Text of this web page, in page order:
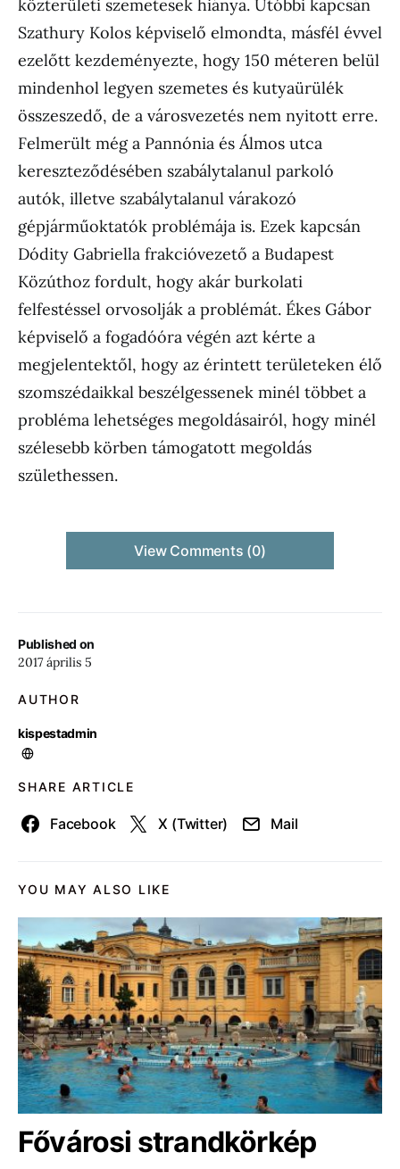
Published on
2017 április 5
AUTHOR
kispestadmin
SHARE ARTICLE
Facebook X (Twitter) Mail
közterületi szemetesek hiánya. Utóbbi kapcsán
Szathury Kolos képviselő elmondta, másfél évvel
ezelőtt kezdeményezte, hogy 150 méteren belül
mindenhol legyen szemetes és kutyaürülék
összeszedő, de a városvezetés nem nyitott erre.
Felmerült még a Pannónia és Álmos utca
kereszteződésében szabálytalanul parkoló
autók, illetve szabálytalanul várakozó
gépjárműoktatók problémája is. Ezek kapcsán
Dódity Gabriella frakcióvezető a Budapest
Közúthoz fordult, hogy akár burkolati
felfestéssel orvosolják a problémát. Ékes Gábor
képviselő a fogadóóra végén azt kérte a
megjelentektől, hogy az érintett területeken élő
szomszédaikkal beszélgessenek minél többet a
probléma lehetséges megoldásairól, hogy minél
szélesebb körben támogatott megoldás
születhessen.
View Comments (0)
YOU MAY ALSO LIKE
Fővárosi strandkörkép